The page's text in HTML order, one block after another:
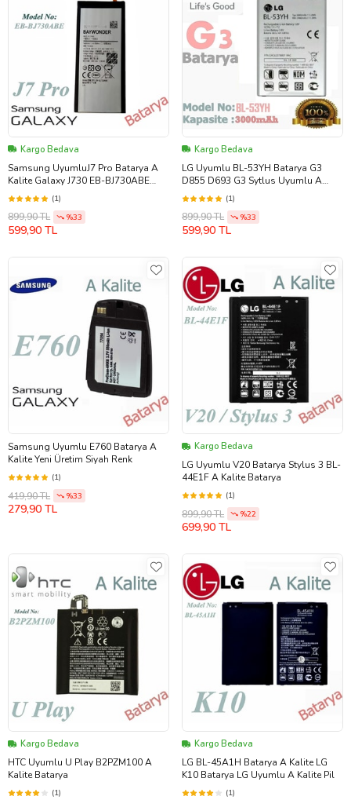
Kargo Bedava
Samsung UyumluJ7 Pro Batarya A
Kalite Galaxy J730 EB-BJ730ABE
Batarya 3600mAh
(1)
899,90 TL %33
599,90 TL
Kargo Bedava
LG Uyumlu BL-53YH Batarya G3
D855 D693 G3 Sytlus Uyumlu A
Kalite Garantili Batarya
(1)
899,90 TL %33
599,90 TL
Samsung Uyumlu E760 Batarya A
Kalite Yeni Üretim Siyah Renk
(1)
419,90 TL %33
279,90 TL
Kargo Bedava
LG Uyumlu V20 Batarya Stylus 3 BL-
44E1F A Kalite Batarya
(1)
899,90 TL %22
699,90 TL
Kargo Bedava
HTC Uyumlu U Play B2PZM100 A
Kalite Batarya
(1)
Kargo Bedava
LG BL-45A1H Batarya A Kalite LG
K10 Batarya LG Uyumlu A Kalite Pil
(1)